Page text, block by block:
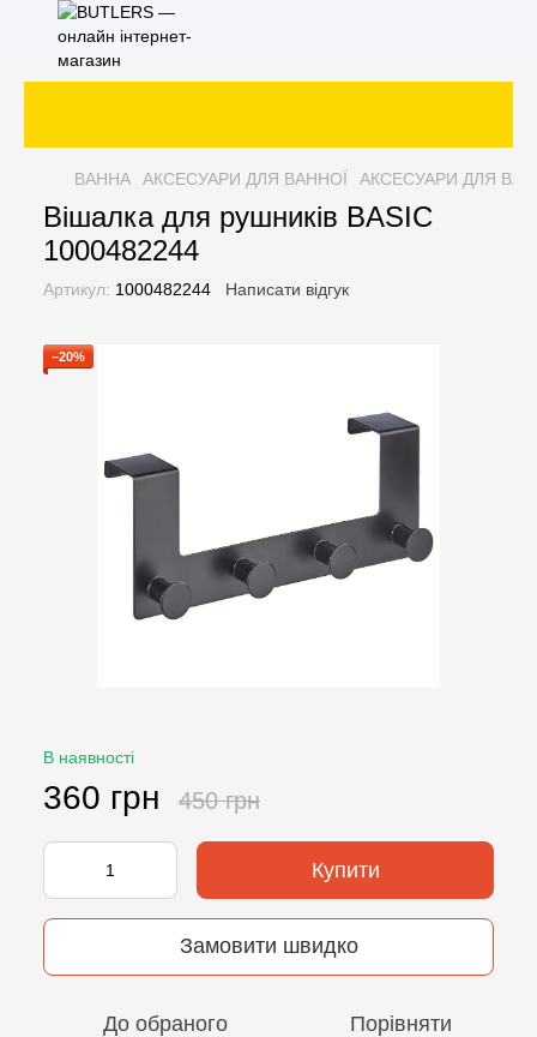
ВАННА АКСЕСУАРИ ДЛЯ ВАННОЇ АКСЕСУАРИ ДЛЯ
Вішалка для рушників BASIC
1000482244
Артикул: 1000482244 Написати відгук
−20%
В наявності
360 грн 450 грн
Купити
Замовити швидко
До обраного Порівняти